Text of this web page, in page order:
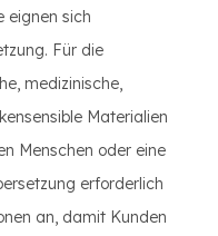
eignen sich
Für die
medizinische,
Materialien
Menschen oder eine
erforderlich
an, damit Kunden